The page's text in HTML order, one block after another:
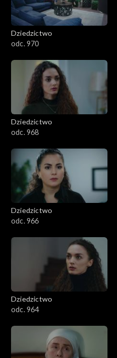
Dziedzictwo
odc. 970
Dziedzictwo
odc. 968
Dziedzictwo
odc. 966
Dziedzictwo
odc. 964